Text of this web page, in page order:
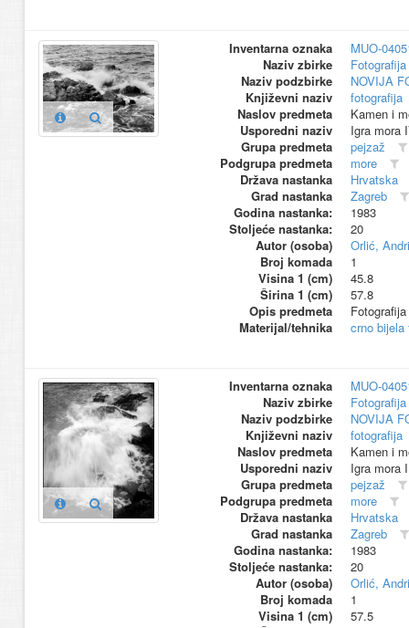
Inventarna oznaka
MUO-
Naziv zbirke
Naziv podzbirke
NOVIJA
Književni naziv
fotografija
Naslov predmeta
Kamen i
Usporedni naziv
Igra mora
Grupa predmeta
pejzaž
Podgrupa predmeta
more
Država nastanka
Hrvatska
Grad nastanka
Zagreb
Godina nastanka:
1983
Stoljeće nastanka:
20
Autor (osoba)
Orlić,
Broj komada
1
Visina 1 (cm)
45.8
Širina 1 (cm)
57.8
Opis predmeta
Materijal/tehnika
crno bijela
Inventarna oznaka
MUO-
Naziv zbirke
Naziv podzbirke
NOVIJA
Književni naziv
fotografija
Naslov predmeta
Kamen i
Usporedni naziv
Igra mora
Grupa predmeta
pejzaž
Podgrupa predmeta
more
Država nastanka
Hrvatska
Grad nastanka
Zagreb
Godina nastanka:
1983
Stoljeće nastanka:
20
Autor (osoba)
Orlić,
Broj komada
1
Visina 1 (cm)
57.5